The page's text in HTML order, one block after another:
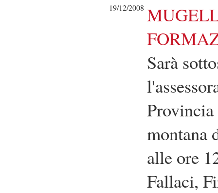
19/12/2008
Sarà
montana
alle ore
Fallaci,